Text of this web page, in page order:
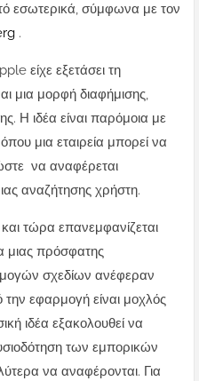
εσωτερικά, σύμφωνα με τον
.
είχε εξετάσει τη
μια μορφή διαφήμισης,
Η ιδέα είναι παρόμοια με
μια εταιρεία μπορεί να
να αναφέρεται
αναζήτησης χρήστη.
τώρα επανεμφανίζεται
μιας πρόσφατης
σχεδίων ανέφεραν
εφαρμογή είναι μοχλός
ιδέα εξακολουθεί να
των εμπορικών
να αναφέρονται. Για